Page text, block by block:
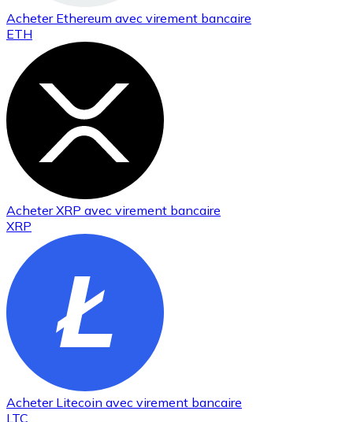
Acheter Ethereum avec virement bancaire
ETH
AcheterXRP avec virement bancaire
XRP
Acheter Litecoin avec virement bancaire
LTC